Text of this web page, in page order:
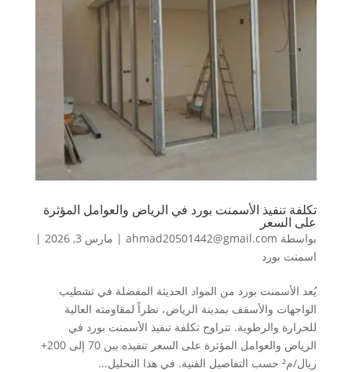
تكلفة تنفيذ الأسمنت بورد في الرياض والعوامل المؤثرة
على السعر
بواسطة ahmad20501442@gmail.com
| مارس 3, 2026
|
اسمنت بورد
يُعد الأسمنت بورد من المواد الحديثة المفضلة في تشطيب
الواجهات والأسقف بمدينة الرياض، نظراً لمقاومته العالية
للحرارة والرطوبة. تتراوح تكلفة تنفيذ الأسمنت بورد في
الرياض والعوامل المؤثرة على السعر تنفيذه بين 70 إلى 200+
ريال/م² حسب التفاصيل الفنية. في هذا التحليل...